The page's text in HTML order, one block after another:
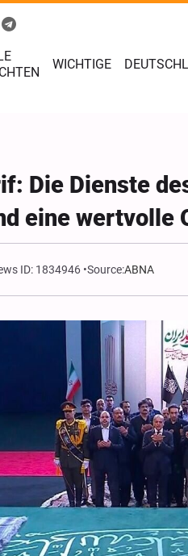
WICHTIGE
Die Dienste
eine wertvolle
ID: 1834946 Source:ABNA